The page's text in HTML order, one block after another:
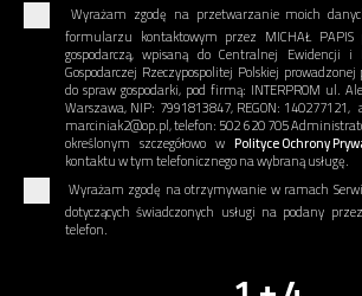
Wyrażam zgodę na przetwarzanie moich
formularzu kontaktowym przez MICHAŁ PAPIS
gospodarczą, wpisaną do Centralnej Ewidencji
Gospodarczej Rzeczypospolitej Polskiej
do spraw gospodarki, pod firmą: INTERPROM ul.
Warszawa, NIP: 7991813847, REGON: 140277121,
marciniak2@op.pl, telefon: 502 620 705
określonym szczegółowo w Polityce Ochrony
kontaktu w tym telefonicznego na wybraną usługę.
Wyrażam zgodę na otrzymywanie w ramach
dotyczących świadczonych usługi na podany
telefon.